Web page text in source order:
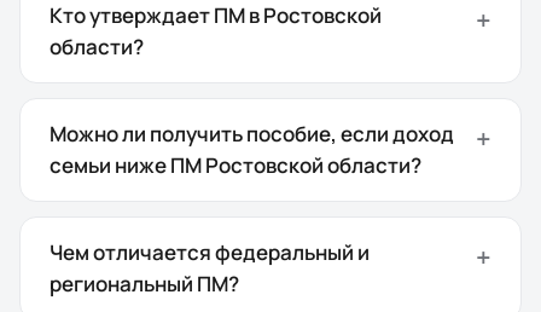
Кто утверждает ПМ в Ростовской
области?
Можно ли получить пособие, если доход
семьи ниже ПМ Ростовской области?
Чем отличается федеральный и
региональный ПМ?